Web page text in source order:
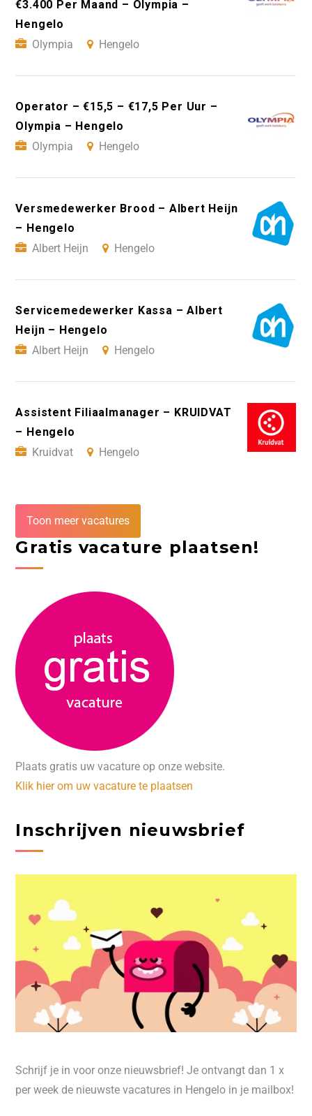
€3.400 Per Maand – Olympia –
Hengelo
Olympia
Hengelo
Operator – €15,5 – €17,5 Per Uur –
Olympia – Hengelo
Olympia
Hengelo
Versmedewerker Brood – Albert Heijn
– Hengelo
Albert Heijn
Hengelo
Servicemedewerker Kassa – Albert
Heijn – Hengelo
Albert Heijn
Hengelo
Assistent Filiaalmanager – KRUIDVAT
– Hengelo
Kruidvat
Hengelo
Toon meer vacatures
Gratis vacature plaatsen!
Plaats gratis uw vacature op onze website.
Klik hier om uw vacature te plaatsen
Inschrijven nieuwsbrief
Schrijf je in voor onze nieuwsbrief! Je ontvangt dan 1 x
per week de nieuwste vacatures in Hengelo in je mailbox!